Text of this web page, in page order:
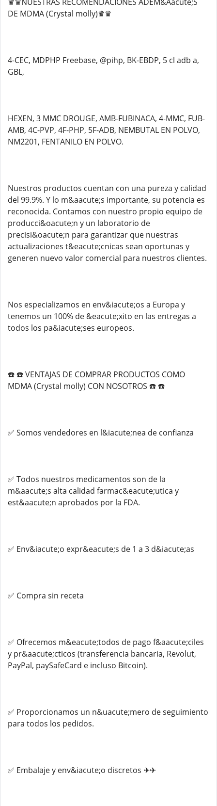
DE MDMA (Crystal molly)♛♛
4-CEC, MDPHP Freebase, @pihp, BK-EBDP, 5 cl adb a,
GBL,
HEXEN, 3 MMC DROUGE, AMB-FUBINACA, 4-MMC, FUB-
AMB, 4C-PVP, 4F-PHP, 5F-ADB, NEMBUTAL EN POLVO,
NM2201, FENTANILO EN POLVO.
Nuestros productos cuentan con una pureza y calidad
del 99.9%. Y lo m&aacute;s importante, su potencia es
reconocida. Contamos con nuestro propio equipo de
producci&oacute;n y un laboratorio de
precisi&oacute;n para garantizar que nuestras
actualizaciones t&eacute;cnicas sean oportunas y
generen nuevo valor comercial para nuestros clientes.
Nos especializamos en env&iacute;os a Europa y
tenemos un 100% de &eacute;xito en las entregas a
todos los pa&iacute;ses europeos.
☎️ ☎️ VENTAJAS DE COMPRAR PRODUCTOS COMO
MDMA (Crystal molly) CON NOSOTROS ☎️ ☎️
✅ Somos vendedores en l&iacute;nea de confianza
✅ Todos nuestros medicamentos son de la
m&aacute;s alta calidad farmac&eacute;utica y
est&aacute;n aprobados por la FDA.
✅ Env&iacute;o expr&eacute;s de 1 a 3 d&iacute;as
✅ Compra sin receta
✅ Ofrecemos m&eacute;todos de pago f&aacute;ciles
y pr&aacute;cticos (transferencia bancaria, Revolut,
PayPal, paySafeCard e incluso Bitcoin).
✅ Proporcionamos un n&uacute;mero de seguimiento
para todos los pedidos.
✅ Embalaje y env&iacute;o discretos ✈✈